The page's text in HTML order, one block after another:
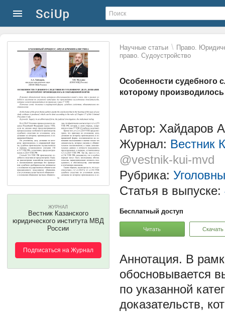
Научные статьи \ Право.
право. Судоустройство
Особенности судебного
которому
ЖУРНАЛ
Вестник Казанского
юридического института МВД
России
Подписаться на Журнал
Автор: Хайдаров
Журнал: Вестник
@vestnik-kui-mvd
Рубрика:
Статья в выпуске:
Бесплатный доступ
Читать Скачать
В
обосновывается
по указанной
доказательств,